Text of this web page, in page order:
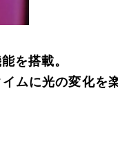
を搭載。
ムに光の変化を